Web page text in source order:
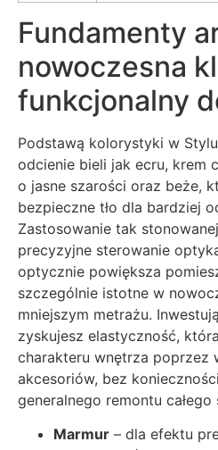
Fundamenty
nowoczesna
funkcjonalny
Podstawą kolorystyki w
odcienie bieli jak ecru, krem
o jasne szarości oraz beże,
bezpieczne tło dla bardziej
Zastosowanie tak
precyzyjne sterowanie
optycznie powiększa
szczególnie istotne w
mniejszym metrażu.
zyskujesz elastyczność,
charakteru wnętrza poprzez
akcesoriów, bez
generalnego remontu
Marmur – dla efektu